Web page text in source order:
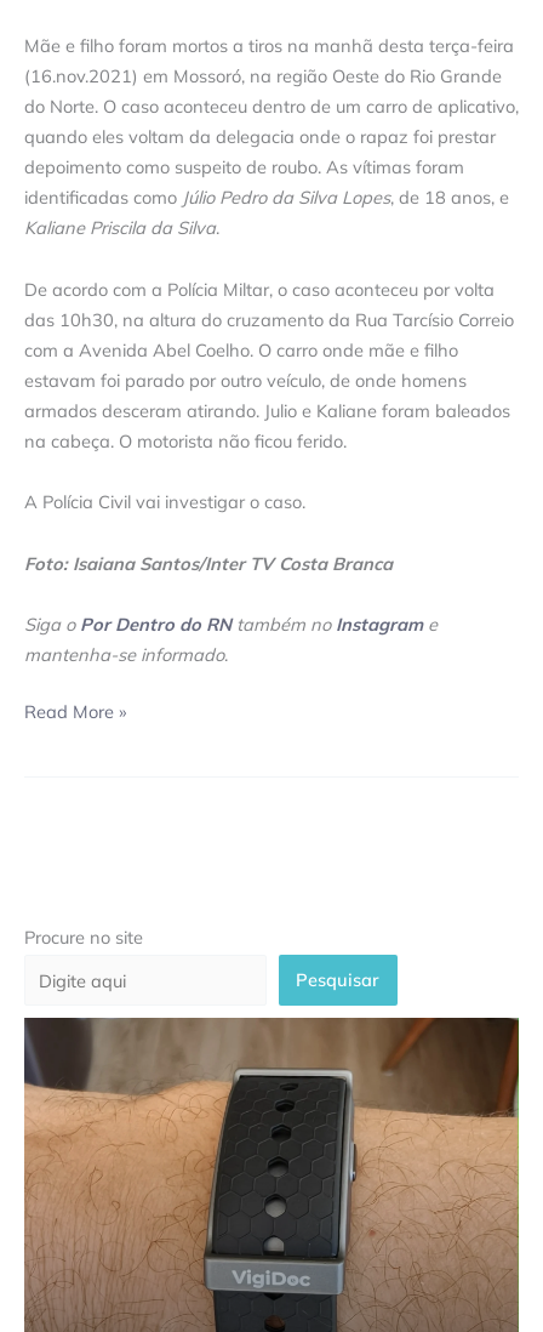
Mãe e filho foram mortos a tiros na manhã desta terça-feira
(16.nov.2021) em Mossoró, na região Oeste do Rio Grande
do Norte. O caso aconteceu dentro de um carro de aplicativo,
quando eles voltam da delegacia onde o rapaz foi prestar
depoimento como suspeito de roubo. As vítimas foram
identificadas como Júlio Pedro da Silva Lopes, de 18 anos, e
Kaliane Priscila da Silva.
De acordo com a Polícia Miltar, o caso aconteceu por volta
das 10h30, na altura do cruzamento da Rua Tarcísio Correio
com a Avenida Abel Coelho. O carro onde mãe e filho
estavam foi parado por outro veículo, de onde homens
armados desceram atirando. Julio e Kaliane foram baleados
na cabeça. O motorista não ficou ferido.
A Polícia Civil vai investigar o caso.
Foto: Isaiana Santos/Inter TV Costa Branca
Siga o Por Dentro do RNtambém no Instagrame
mantenha-se informado.
Read More »
Procure no site
Pesquisar